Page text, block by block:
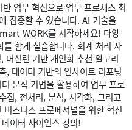
업무 혁신으로 업무 프로세스 최
집중할 수 있습니다. AI 기술을
WORK를 시작하세요! 다양
함게 실습합니다. 회계 처리 자
머신런 기반 개인화 추천 알고리
, 데이터 기반의 인사이트 리포팅
분석 기법을 활용하여 업무 프로
집, 전처리, 분석, 시각화, 그리고
즈니스 프로페셔널을 위한 혁신
이터 사이언스 강의!